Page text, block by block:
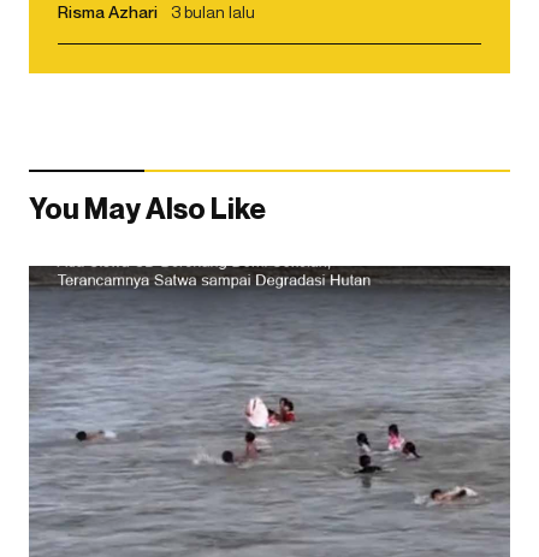
Risma Azhari 3 bulan lalu
You May Also Like